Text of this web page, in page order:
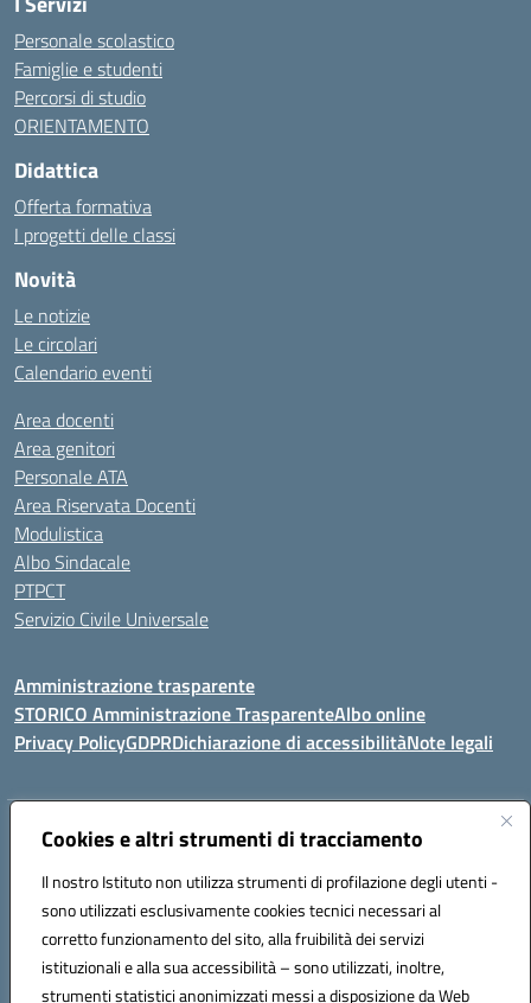
Cookies e altri strumenti di tracciamento
Il nostro Istituto non utilizza strumenti di profilazione degli utenti -
sono utilizzati esclusivamente cookies tecnici necessari al
corretto funzionamento del sito, alla fruibilità dei servizi
istituzionali e alla sua accessibilità – sono utilizzati, inoltre,
strumenti statistici anonimizzati messi a disposizione da Web
Personale scolastico
Famiglie e studenti
Percorsi di studio
ORIENTAMENTO
Didattica
Offerta formativa
I progetti delle classi
Novità
Le notizie
Le circolari
Calendario eventi
Area docenti
Area genitori
Personale ATA
Area Riservata Docenti
Modulistica
Albo Sindacale
PTPCT
Servizio Civile Universale
Amministrazione trasparente
STORICO Amministrazione TrasparenteAlbo online
Privacy PolicyGDPRDichiarazione di accessibilitàNote legali
Indirizzo:Piazza S. G. Bosco, 1 95014 Giarre (CT)
Posta elettronica certificata (PEC):ctic8az00a@pec.istruzione.it
Codice fiscale: 92001680872
Codice meccanografico: CTIC8AZ00A